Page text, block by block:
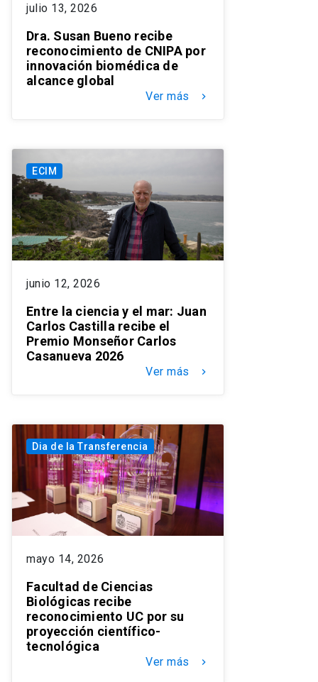
julio 13, 2026
Dra. Susan Bueno recibe
reconocimiento de CNIPA por
innovación biomédica de
alcance global
Ver más keyboard_arrow_right
ECIM
junio 12, 2026
Entre la ciencia y el mar: Juan
Carlos Castilla recibe el
Premio Monseñor Carlos
Casanueva 2026
Ver más keyboard_arrow_right
Dia de la Transferencia
mayo 14, 2026
Facultad de Ciencias
Biológicas recibe
reconocimiento UC por su
proyección científico-
tecnológica
Ver más keyboard_arrow_right